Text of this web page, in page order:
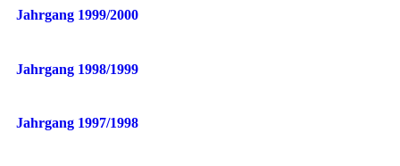
Jahrgang 1999/2000
Jahrgang 1998/1999
Jahrgang 1997/1998